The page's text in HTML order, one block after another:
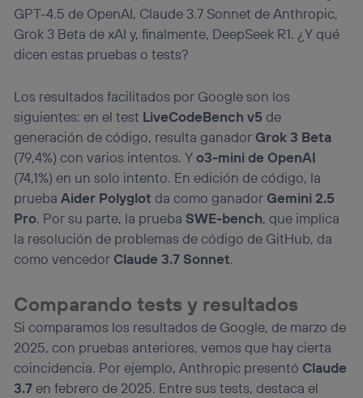
GPT-4.5 de OpenAI, Claude 3.7 Sonnet de Anthropic,
Grok 3 Beta de xAI y, finalmente, DeepSeek R1. ¿Y qué
dicen estas pruebas o tests?
Los resultados facilitados por Google son los
siguientes: en el test LiveCodeBench v5de
generación de código, resulta ganador Grok 3 Beta
(79,4%) con varios intentos. Yo3-mini de OpenAI
(74,1%) en un solo intento. En edición de código, la
pruebaAider Polyglot da como ganador Gemini 2.5
Pro. Por su parte, la pruebaSWE-bench, que implica
la resolución de problemas de código de GitHub, da
como vencedor Claude 3.7 Sonnet.
Comparando tests y resultados
Si comparamos los resultados de Google, de marzo de
2025, con pruebas anteriores, vemos que hay cierta
coincidencia. Por ejemplo, Anthropic presentó Claude
3.7en febrero de 2025. Entre sus tests, destaca el